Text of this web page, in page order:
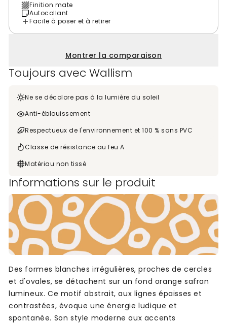
Finition mate
Autocollant
Facile à poser et à retirer
Montrer la comparaison
Toujours avec Wallism
Ne se décolore pas à la lumière du soleil
Anti-éblouissement
Respectueux de l'environnement et 100 % sans PVC
Classe de résistance au feu A
Matériau non tissé
Informations sur le produit
Des formes blanches irrégulières, proches de cercles
et d'ovales, se détachent sur un fond orange safran
lumineux. Ce motif abstrait, aux lignes épaisses et
contrastées, évoque une énergie ludique et
spontanée. Son style moderne aux accents